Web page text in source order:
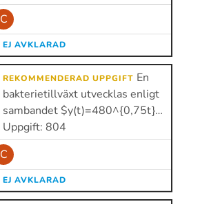
C
EJ AVKLARAD
REKOMMENDERAD UPPGIFT En
bakterietillväxt utvecklas enligt
sambandet $y(t)=480^{0,75t}…
Uppgift: 804
C
EJ AVKLARAD